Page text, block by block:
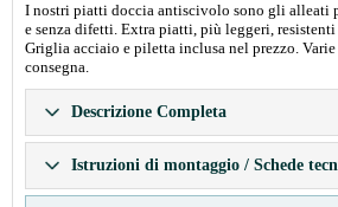
I nostri piatti doccia antiscivolo sono gli alleati
e senza difetti. Extra piatti, più leggeri,
Griglia acciaio e piletta inclusa nel prezzo.
consegna.
Descrizione Completa
Istruzioni di montaggio / Schede